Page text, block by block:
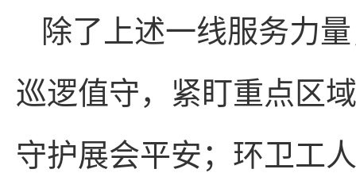
除了上述一线服务力
巡逻值守，紧盯重点区
守护展会平安；环卫工